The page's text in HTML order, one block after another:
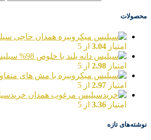
محصولات
امتیاز 3.04 از 5
امتیاز 2.98 از 5
امتیاز 2.97 از 5
امتیاز 3.36 از 5
نوشته‌های تازه